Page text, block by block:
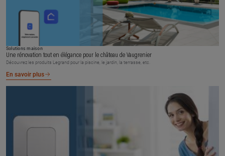
Solutions maison
Une rénovation tout en élégance pour le château de Vaugrenier
Découvrez les produits Legrand pour la piscine, le jardin, la terrasse, etc.
En savoir plus